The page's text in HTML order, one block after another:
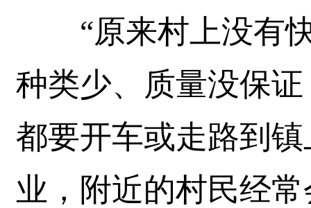
“原来村上没有快
种类少、质量没保
都要开车或走路到
业，附近的村民经